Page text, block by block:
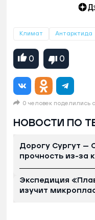
Климат Антарктида
0 0
0 человек поделились
НОВОСТИ ПО
Дорогу Сургут —
прочность из-за
Экспедиция
изучит